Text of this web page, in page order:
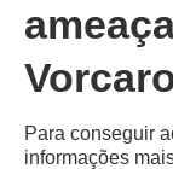
Para conseguir
informações